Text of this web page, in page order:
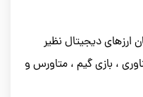
ارزهای دیجیتال نظیر
، بازی گیم ، متاورس و